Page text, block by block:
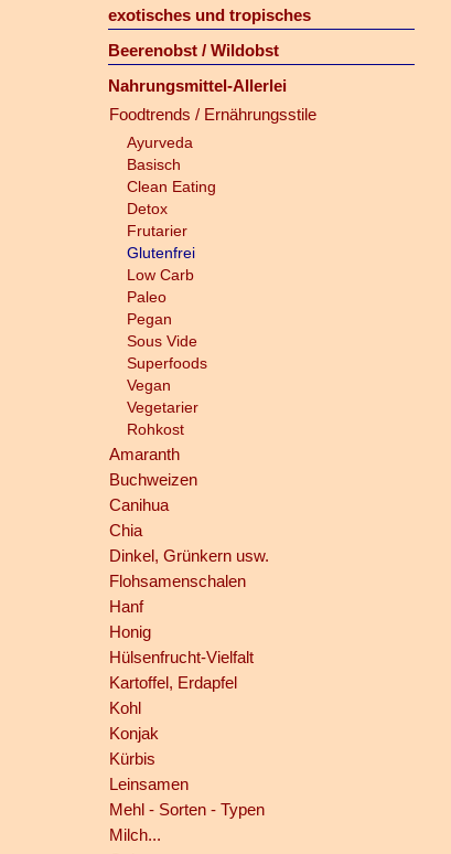
exotisches und tropisches
Beerenobst / Wildobst
Nahrungsmittel-Allerlei
Foodtrends / Ernährungsstile
Ayurveda
Basisch
Clean Eating
Detox
Frutarier
Glutenfrei
Low Carb
Paleo
Pegan
Sous Vide
Superfoods
Vegan
Vegetarier
Rohkost
Amaranth
Buchweizen
Canihua
Chia
Dinkel, Grünkern usw.
Flohsamenschalen
Hanf
Honig
Hülsenfrucht-Vielfalt
Kartoffel, Erdapfel
Kohl
Konjak
Kürbis
Leinsamen
Mehl - Sorten - Typen
Milch...